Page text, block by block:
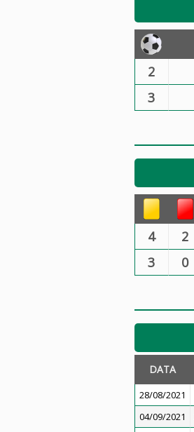
2
3
4 2
3 0
DATA
28/08/2021
04/09/2021